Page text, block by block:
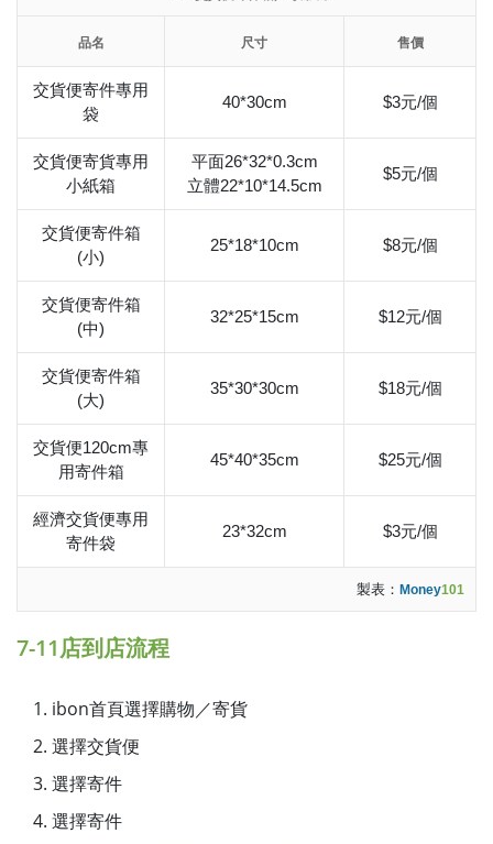
品名 尺寸 售價
交貨便寄件專用
袋
40*30cm $3元/個
交貨便寄貨專用
小紙箱
平面26*32*0.3cm
立體22*10*14.5cm
$5元/個
交貨便寄件箱
(小)
25*18*10cm $8元/個
交貨便寄件箱
(中)
32*25*15cm $12元/個
交貨便寄件箱
(大)
35*30*30cm $18元/個
交貨便120cm專
用寄件箱
45*40*35cm $25元/個
經濟交貨便專用
寄件袋
23*32cm $3元/個
製表： Money101
7-11店到店流程
ibon首頁選擇購物／寄貨
選擇交貨便
選擇寄件
選擇寄件